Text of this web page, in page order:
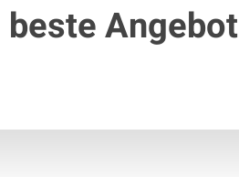
beste Angebot